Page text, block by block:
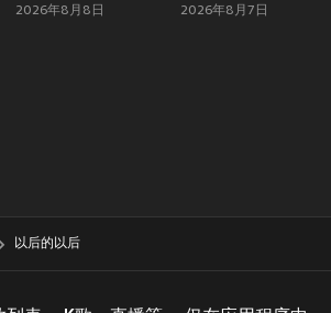
2026年8月8日 2026年8月7日
以后的以后